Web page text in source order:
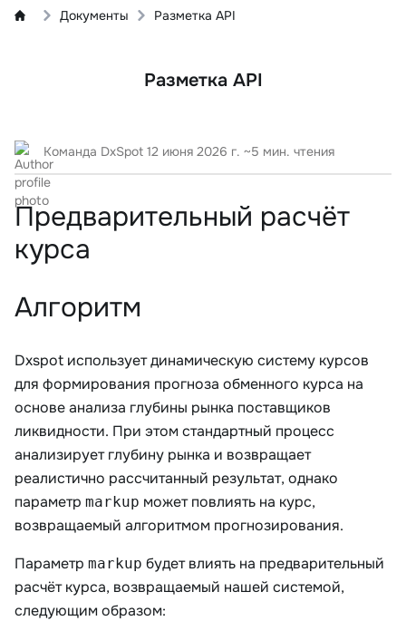
Документы Разметка API
Разметка API
Команда DxSpot 12 июня 2026 г. ~5 мин. чтения
Предварительный расчёт
курса
Алгоритм
Dxspot использует динамическую систему курсов
для формирования прогноза обменного курса на
основе анализа глубины рынка поставщиков
ликвидности. При этом стандартный процесс
анализирует глубину рынка и возвращает
реалистично рассчитанный результат, однако
параметр markup может повлиять на курс,
возвращаемый алгоритмом прогнозирования.
Параметр markup будет влиять на предварительный
расчёт курса, возвращаемый нашей системой,
следующим образом: